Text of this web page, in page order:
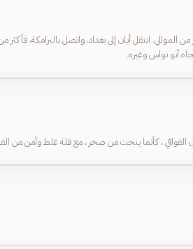
انتقل أبان إلى بغداد، واتصل بالبرامكة،
أبو نواس وغيره.
، كأنما ينحت من صخر ، مع قلة غلط وأمن من